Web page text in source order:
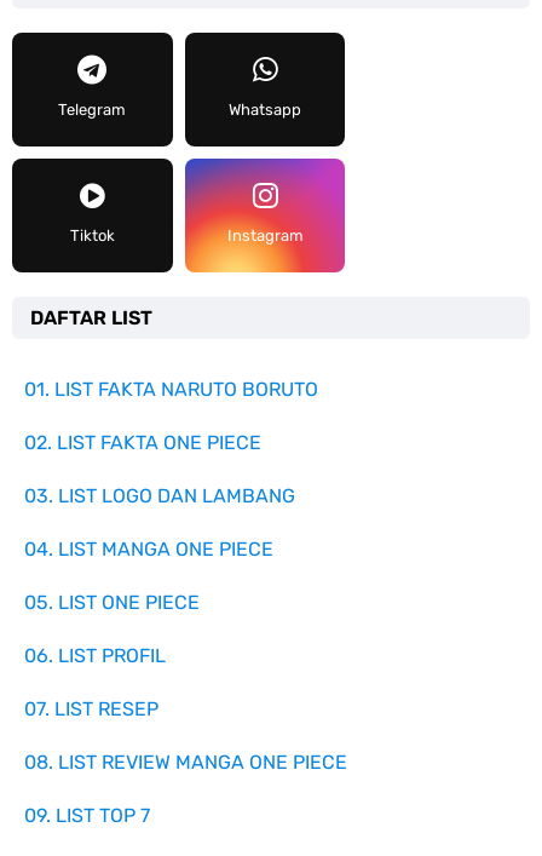
Telegram Whatsapp
Tiktok Instagram
DAFTAR LIST
01. LIST FAKTA NARUTO BORUTO
02. LIST FAKTA ONE PIECE
03. LIST LOGO DAN LAMBANG
04. LIST MANGA ONE PIECE
05. LIST ONE PIECE
06. LIST PROFIL
07. LIST RESEP
08. LIST REVIEW MANGA ONE PIECE
09. LIST TOP 7